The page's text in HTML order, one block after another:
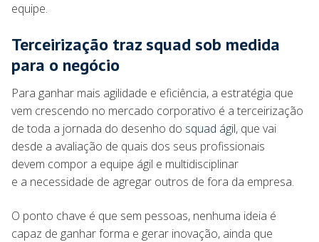
equipe.
Terceirização traz squad sob medida
para o negócio
Para ganhar mais agilidade e eficiência, a estratégia que
vem crescendo no mercado corporativo é a terceirização
de toda a jornada do desenho do squad ágil, que vai
desde a avaliação de quais dos seus profissionais
devem compor a equipe ágil e multidisciplinar
e a necessidade de agregar outros de fora da empresa.
O ponto chave é que sem pessoas, nenhuma ideia é
capaz de ganhar forma e gerar inovação, ainda que